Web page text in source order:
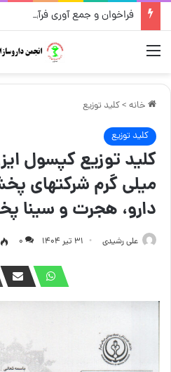
منو
خانه >کلید توزیع
کلید توزیع
میلی گرم شرکتهای
دارو، هجرت و سینا
علی رشیدی ۳۱ تیر ۱۴۰۴ ۰